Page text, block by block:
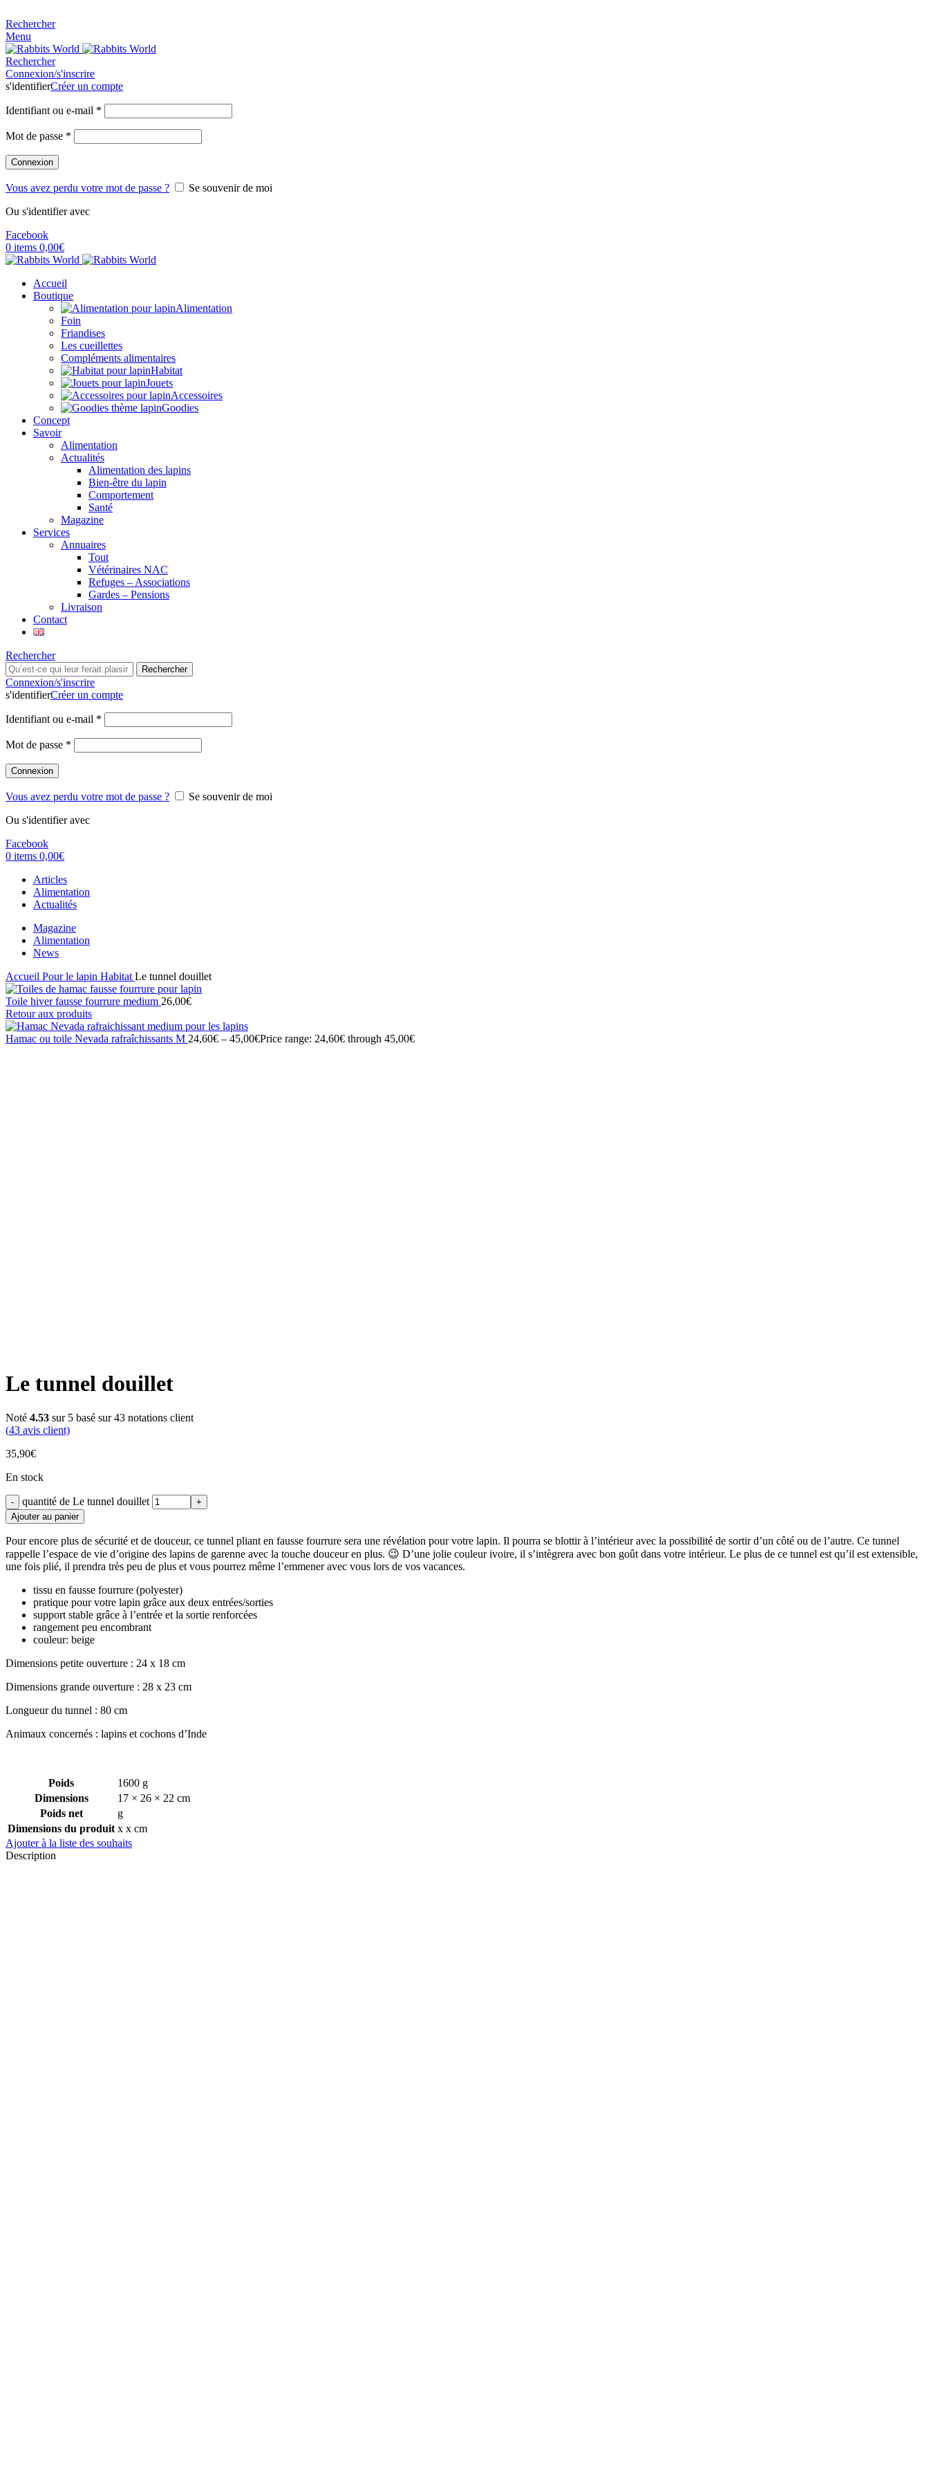
Rechercher
Menu
Rechercher
Connexion/s'inscrire
s'identifierCréer un compte
Identifiant ou e-mail *
Mot de passe *
Connexion
Vous avez perdu votre mot de passe ?
Se souvenir de moi
Ou s'identifier avec
Facebook
0 items 0,00€
Accueil
Boutique
Alimentation
Foin
Friandises
Les cueillettes
Compléments alimentaires
Habitat
Jouets
Accessoires
Goodies
Concept
Savoir
Alimentation
Actualités
Alimentation des lapins
Bien-être du lapin
Comportement
Santé
Magazine
Services
Annuaires
Tout
Vétérinaires NAC
Refuges – Associations
Gardes – Pensions
Livraison
Contact
Rechercher
Rechercher
Connexion/s'inscrire
s'identifierCréer un compte
Identifiant ou e-mail *
Mot de passe *
Connexion
Vous avez perdu votre mot de passe ?
Se souvenir de moi
Ou s'identifier avec
Facebook
0 items 0,00€
Articles
Alimentation
Actualités
Magazine
Alimentation
News
Accueil Pour le lapin Habitat Le tunnel douillet
Toile hiver fausse fourrure medium 26,00€
Retour aux produits
Hamac ou toile Nevada rafraîchissants M 24,60€ – 45,00€Price range: 24,60€ through 45,00€
Le tunnel douillet
Noté 4.53 sur 5 basé sur43 notations client
(43 avis client)
35,90€
En stock
quantité de Le tunnel douillet
Ajouter au panier
Pour encore plus de sécurité et de douceur, ce tunnel pliant en fausse fourrure sera une révélation pour votre lapin. Il pourra se blottir à l’intérieur avec la possibilité de sortir d’un côté ou de l’autre. Ce tunnel
rappelle l’espace de vie d’origine des lapins de garenne avec la touche douceur en plus. 😉 D’une jolie couleur ivoire, il s’intègrera avec bon goût dans votre intérieur. Le plus de ce tunnel est qu’il est extensible,
une fois plié, il prendra très peu de plus et vous pourrez même l’emmener avec vous lors de vos vacances.
tissu en fausse fourrure (polyester)
pratique pour votre lapin grâce aux deux entrées/sorties
support stable grâce à l’entrée et la sortie renforcées
rangement peu encombrant
couleur: beige
Dimensions petite ouverture : 24 x 18 cm
Dimensions grande ouverture : 28 x 23 cm
Longueur du tunnel : 80 cm
Animaux concernés : lapins et cochons d’Inde
Poids
1600 g
Dimensions
17 × 26 × 22 cm
Poids net
g
Dimensions du produit x x cm
Ajouter à la liste des souhaits
Description